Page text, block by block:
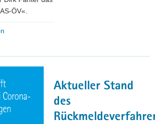
ÖV«.
für
eines
der
Aktueller Stand
des